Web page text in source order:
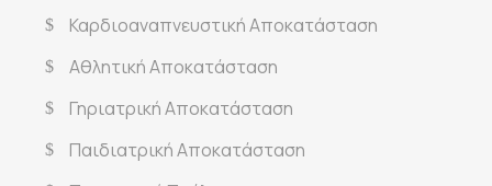
Καρδιοαναπνευστική Αποκατάσταση
Αθλητική Αποκατάσταση
Γηριατρική Αποκατάσταση
Παιδιατρική Αποκατάσταση